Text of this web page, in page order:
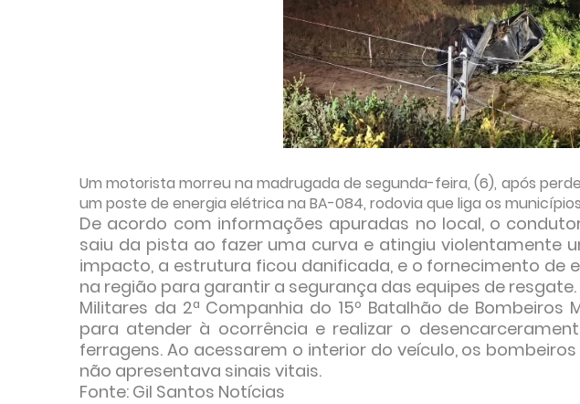
Um motorista morreu na madrugada de segunda-feira, (6), após
um poste de energia elétrica na BA-084, rodovia que liga os
De acordo com informações apuradas no local, o
saiu da pista ao fazer uma curva e atingiu violentamente
impacto, a estrutura ficou danificada, e o fornecimento de
na região para garantir a segurança das equipes de resgate.
Militares da 2ª Companhia do 15º Batalhão de Bombeiros
para atender à ocorrência e realizar o
ferragens. Ao acessarem o interior do veículo, os
não apresentava sinais vitais.
Fonte: Gil Santos Notícias